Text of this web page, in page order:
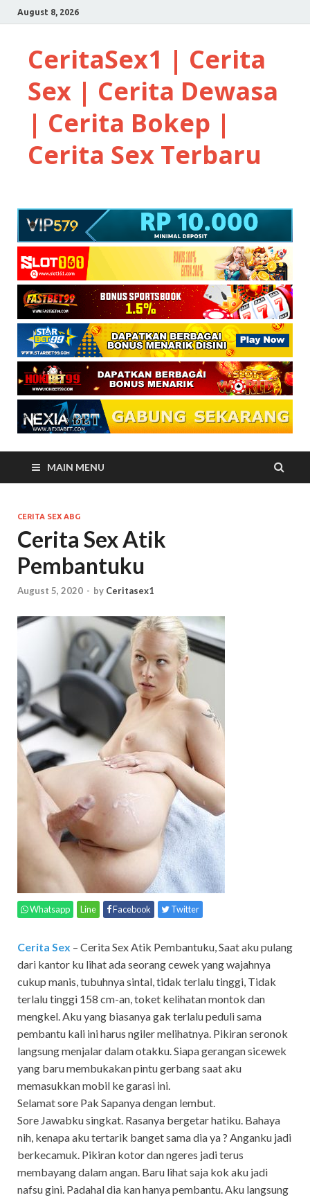
August 8, 2026
CeritaSex1 | Cerita
Sex | Cerita Dewasa
| Cerita Bokep |
Cerita Sex Terbaru
MAIN MENU
CERITA SEX ABG
Cerita Sex Atik
Pembantuku
August 5, 2020 - by Ceritasex1
Whatsapp Line Facebook Twitter
Cerita Sex – Cerita Sex Atik Pembantuku, Saat aku pulang
dari kantor ku lihat ada seorang cewek yang wajahnya
cukup manis, tubuhnya sintal, tidak terlalu tinggi, Tidak
terlalu tinggi 158 cm-an, toket kelihatan montok dan
mengkel. Aku yang biasanya gak terlalu peduli sama
pembantu kali ini harus ngiler melihatnya. Pikiran seronok
langsung menjalar dalam otakku. Siapa gerangan sicewek
yang baru membukakan pintu gerbang saat aku
memasukkan mobil ke garasi ini.
Selamat sore Pak Sapanya dengan lembut.
Sore Jawabku singkat. Rasanya bergetar hatiku. Bahaya
nih, kenapa aku tertarik banget sama dia ya ? Anganku jadi
berkecamuk. Pikiran kotor dan ngeres jadi terus
membayang dalam angan. Baru lihat saja kok aku jadi
nafsu gini. Padahal dia kan hanya pembantu. Aku langsung